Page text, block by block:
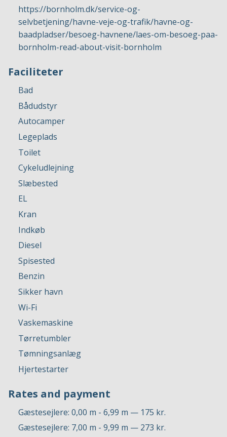
https://bornholm.dk/service-og-
selvbetjening/havne-veje-og-trafik/havne-og-
baadpladser/besoeg-havnene/laes-om-besoeg-paa-
bornholm-read-about-visit-bornholm
Faciliteter
Bad
Bådudstyr
Autocamper
Legeplads
Toilet
Cykeludlejning
Slæbested
EL
Kran
Indkøb
Diesel
Spisested
Benzin
Sikker havn
Wi-Fi
Vaskemaskine
Tørretumbler
Tømningsanlæg
Hjertestarter
Rates and payment
Gæstesejlere: 0,00 m - 6,99 m — 175 kr.
Gæstesejlere: 7,00 m - 9,99 m — 273 kr.